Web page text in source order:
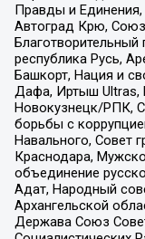
Правды и Единения,
Автоград Крю, Союз
Благотворительный
республика Русь,
Башкорт, Нация и
Дафа, Иртыш Ultras,
Новокузнецк/РПК,
борьбы с
Навального, Совет
Краснодара,
объединение
Адат, Народный
Архангельской
Держава Союз